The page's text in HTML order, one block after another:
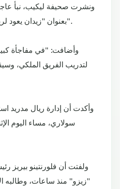
ونشرت صحيفة ليكيب، نبأ
بعنوان "زيدان يعود لريال مدريد لخلافة سولاري".
وأضافت: "في مفاجأة
لتدريب الفريق الملكي،
وأكدت أن إدارة ريال مدريد
سولاري، مساء اليوم
ولفتت أن فلورنتينو بيريز
"زيزو" منذ ساعات، وطالبه